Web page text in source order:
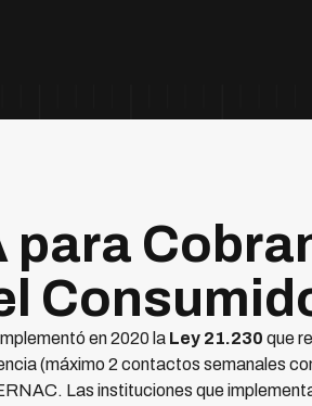
para
en 2020 la Ley 21.230 que
(máximo 2 contactos semanales
Las instituciones que